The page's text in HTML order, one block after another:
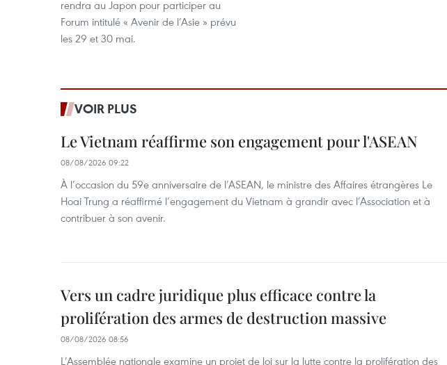
rendra au Japon pour participer au
Forum intitulé « Avenir de l’Asie » prévu
les 29 et 30 mai.
VOIR PLUS
Le Vietnam réaffirme son engagement pour l'ASEAN
08/08/2026 09:22
À l’occasion du 59e anniversaire de l’ASEAN, le ministre des Affaires étrangères Le
Hoai Trung a réaffirmé l’engagement du Vietnam à grandir avec l’Association et à
contribuer à son avenir.
Vers un cadre juridique plus efficace contre la
prolifération des armes de destruction massive
08/08/2026 08:56
L’Assemblée nationale examine un projet de loi sur la lutte contre la prolifération des